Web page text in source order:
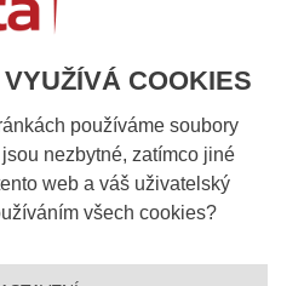
COOKIES
používáme soubory
nezbytné, zatímco jiné
web a váš uživatelský
všech cookies?